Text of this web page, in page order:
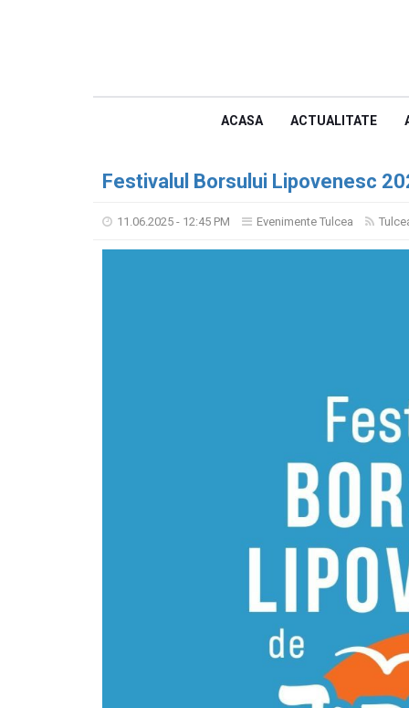
ACASA ACTUALITATE
Festivalul Borsului Lipovenesc
11.06.2025 - 12:45 PM Evenimente Tulcea